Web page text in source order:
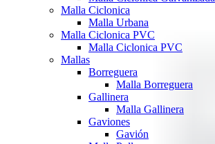
Malla Ciclonica
Malla Urbana
Malla Ciclonica PVC
Malla Ciclonica PVC
Mallas
Borreguera
Malla Borreguera
Gallinera
Malla Gallinera
Gaviones
Gavión